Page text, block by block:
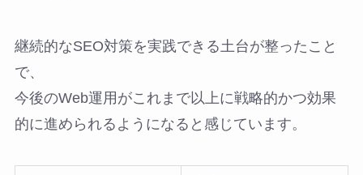
継続的なSEO対策を実践できる土台が整ったこと
で、
今後のWeb運用がこれまで以上に戦略的かつ効果
的に進められるようになると感じています。